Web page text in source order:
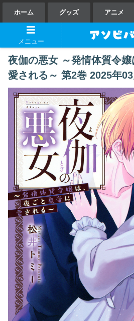
ホーム グッズ アニメ
夜伽の悪女 ～発情体質令
愛される～ 第2巻 2025年
メニュー